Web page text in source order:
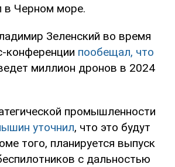
в Черном море.
Зеленский во время
конференции пообещал, что
миллион дронов в 2024
промышленности
уточнил, что это будут
того, планируется выпуск
с дальностью